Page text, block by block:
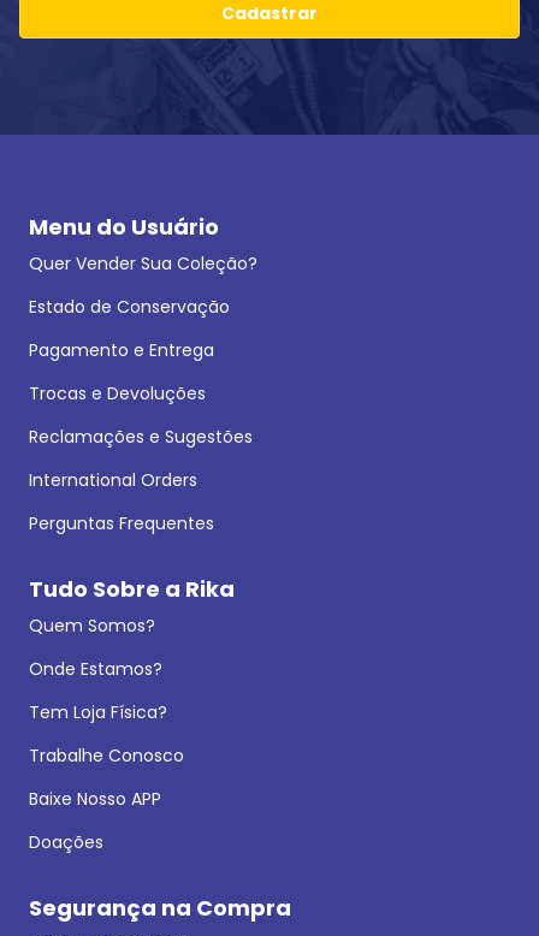
Cadastrar
Menu do Usuário
Quer Vender Sua Coleção?
Estado de Conservação
Pagamento e Entrega
Trocas e Devoluções
Reclamações e Sugestões
International Orders
Perguntas Frequentes
Tudo Sobre a Rika
Quem Somos?
Onde Estamos?
Tem Loja Física?
Trabalhe Conosco
Baixe Nosso APP
Doações
Segurança na Compra